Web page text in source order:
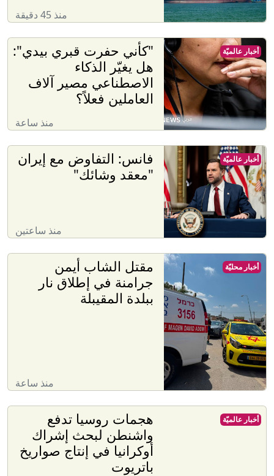
منذ 45 دقيقة
"كأني حفرت قبري بيدي":
هل يغيّر الذكاء
الاصطناعي مصير آلاف
العاملين فعلاً؟
منذ ساعة
أخبار عالميّة
فانس: التفاوض مع إيران
"معقد وشائك"
منذ ساعتين
أخبار عالميّة
مقتل الشاب أيمن
جرامنة في إطلاق نار
ببلدة المقيبلة
منذ ساعة
أخبار محليّة
هجمات روسيا تدفع
واشنطن لبحث إشراك
أوكرانيا في إنتاج صواريخ
باتريوت
أخبار عالميّة